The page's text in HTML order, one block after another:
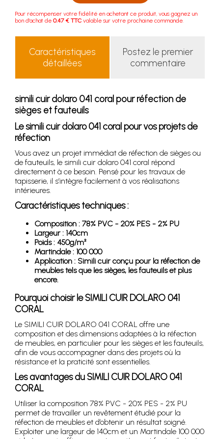
Pour récompenser votre fidélité en achetant ce produit, vous gagnez un
bon d'achat de 0.47 € TTC valable sur votre prochaine commande.
Caractéristiques
détaillées
Postez le premier
commentaire
simili cuir dolaro 041 coral pour réfection de
sièges et fauteuils
Le simili cuir dolaro 041 coral pour vos projets de
réfection
Vous avez un projet immédiat de réfection de sièges ou
de fauteuils, le simili cuir dolaro 041 coral répond
directement à ce besoin. Pensé pour les travaux de
tapisserie, il s’intègre facilement à vos réalisations
intérieures.
Caractéristiques techniques :
Composition : 78% PVC - 20% PES - 2% PU
Largeur : 140cm
Poids : 450g/m²
Martindale : 100 000
Application : Simili cuir conçu pour la réfection de
meubles tels que les sièges, les fauteuils et plus
encore.
Pourquoi choisir le SIMILI CUIR DOLARO 041
CORAL
Le SIMILI CUIR DOLARO 041 CORAL offre une
composition et des dimensions adaptées à la réfection
de meubles, en particulier pour les sièges et les fauteuils,
afin de vous accompagner dans des projets où la
résistance et la praticité sont essentielles.
Les avantages du SIMILI CUIR DOLARO 041
CORAL
Utiliser la composition 78% PVC - 20% PES - 2% PU
permet de travailler un revêtement étudié pour la
réfection de meubles et d’obtenir un résultat soigné.
Exploiter une largeur de 140cm et un Martindale 100 000